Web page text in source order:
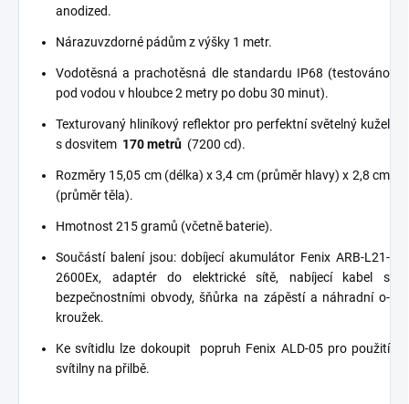
anodized.
Nárazuvzdorné pádům z výšky 1 metr.
Vodotěsná a prachotěsná dle standardu IP68 (testováno
pod vodou v hloubce 2 metry po dobu 30 minut).
Texturovaný hliníkový reflektor pro perfektní světelný kužel
s dosvitem 170 metrů (7200 cd).
Rozměry 15,05 cm (délka) x 3,4 cm (průměr hlavy) x 2,8 cm
(průměr těla).
Hmotnost 215 gramů (včetně baterie).
Součástí balení jsou: dobíjecí akumulátor Fenix ​​ARB-L21-
2600Ex, adaptér do elektrické sítě, nabíjecí kabel s
bezpečnostními obvody, šňůrka na zápěstí a náhradní o-
kroužek.
Ke svítidlu lze dokoupit
popruh Fenix ​​ALD-05 pro použití
svítilny na přilbě.